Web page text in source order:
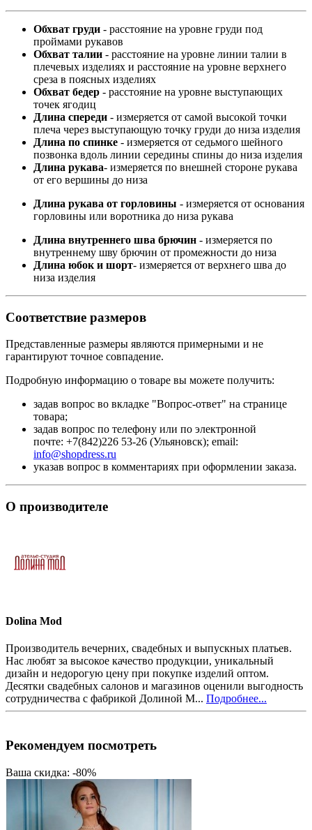
Обхват груди - расстояние на уровне груди под
проймами рукавов
Обхват талии - расстояние на уровне линии талии в
плечевых изделиях и расстояние на уровне верхнего
среза в поясных изделиях
Обхват бедер - расстояние на уровне выступающих
точек ягодиц
Длина спереди - измеряется от самой высокой точки
плеча через выступающую точку груди до низа изделия
Длина по спинке - измеряется от седьмого шейного
позвонка вдоль линии середины спины до низа изделия
Длина рукава- измеряется по внешней стороне рукава
от его вершины до низа
Длина рукава от горловины - измеряется от основания
горловины или воротника до низа рукава
Длина внутреннего шва брючин - измеряется по
внутреннему шву брючин от промежности до низа
Длина юбок и шорт- измеряется от верхнего шва до
низа изделия
Соответствие размеров
Представленные размеры являются примерными и не
гарантируют точное совпадение.
Подробную информацию о товаре вы можете получить:
задав вопрос во вкладке "Вопрос-ответ" на странице
товара;
задав вопрос по телефону или по электронной
почте: +7(842)226 53-26 (Ульяновск); email:
info@shopdress.ru
указав вопрос в комментариях при оформлении заказа.
О производителе
Dolina Mod
Производитель вечерних, свадебных и выпускных платьев.
Нас любят за высокое качество продукции, уникальный
дизайн и недорогую цену при покупке изделий оптом.
Десятки свадебных салонов и магазинов оценили выгодность
сотрудничества с фабрикой Долиной М... Подробнее...
Рекомендуем посмотреть
Ваша скидка: -80%